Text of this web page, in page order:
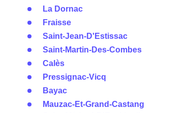
La Dornac
Fraisse
Saint-Jean-D'Estissac
Saint-Martin-Des-Combes
Calès
Pressignac-Vicq
Bayac
Mauzac-Et-Grand-Castang